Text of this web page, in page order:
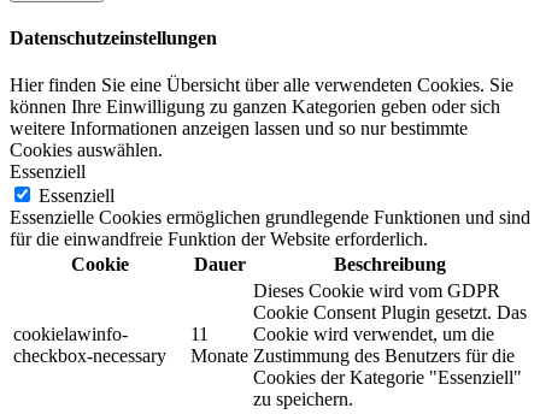
Datenschutzeinstellungen
Hier finden Sie eine Übersicht über alle verwendeten Cookies. Sie
können Ihre Einwilligung zu ganzen Kategorien geben oder sich
weitere Informationen anzeigen lassen und so nur bestimmte
Cookies auswählen.
Essenziell
Essenziell
Essenzielle Cookies ermöglichen grundlegende Funktionen und sind
für die einwandfreie Funktion der Website erforderlich.
Cookie
Dauer Beschreibung
cookielawinfo-
checkbox-necessary
11
Monate
Dieses Cookie wird vom GDPR
Cookie Consent Plugin gesetzt. Das
Cookie wird verwendet, um die
Zustimmung des Benutzers für die
Cookies der Kategorie "Essenziell"
zu speichern.